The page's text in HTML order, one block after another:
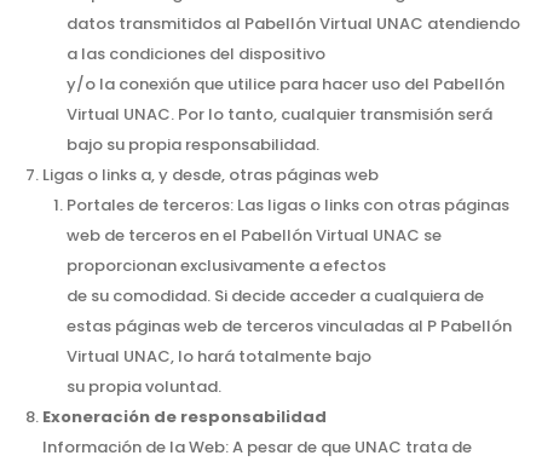
datos transmitidos al Pabellón Virtual UNAC atendiendo
a las condiciones del dispositivo
y/o la conexión que utilice para hacer uso del Pabellón
Virtual UNAC. Por lo tanto, cualquier transmisión será
bajo su propia responsabilidad.
Ligas o links a, y desde, otras páginas web
Portales de terceros: Las ligas o links con otras páginas
web de terceros en el Pabellón Virtual UNAC se
proporcionan exclusivamente a efectos
de su comodidad. Si decide acceder a cualquiera de
estas páginas web de terceros vinculadas al P Pabellón
Virtual UNAC, lo hará totalmente bajo
su propia voluntad.
Exoneración de responsabilidad
Información de la Web: A pesar de que UNAC trata de